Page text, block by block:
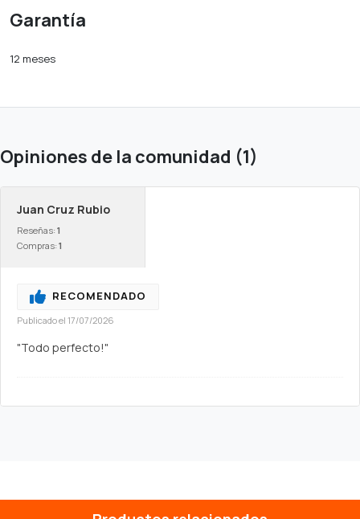
Garantía
12 meses
Opiniones de la comunidad (1)
Juan Cruz Rubio
Reseñas: 1
Compras: 1
RECOMENDADO
Publicado el 17/07/2026
"Todo perfecto!"